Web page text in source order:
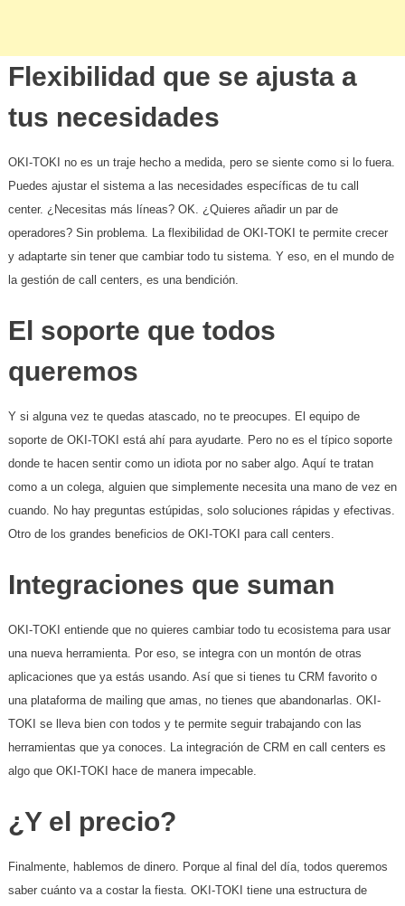
Flexibilidad que se ajusta a
tus necesidades
OKI-TOKI no es un traje hecho a medida, pero se siente como si lo fuera.
Puedes ajustar el sistema a las necesidades específicas de tu call
center. ¿Necesitas más líneas? OK. ¿Quieres añadir un par de
operadores? Sin problema. La flexibilidad de OKI-TOKI te permite crecer
y adaptarte sin tener que cambiar todo tu sistema. Y eso, en el mundo de
la gestión de call centers, es una bendición.
El soporte que todos
queremos
Y si alguna vez te quedas atascado, no te preocupes. El equipo de
soporte de OKI-TOKI está ahí para ayudarte. Pero no es el típico soporte
donde te hacen sentir como un idiota por no saber algo. Aquí te tratan
como a un colega, alguien que simplemente necesita una mano de vez en
cuando. No hay preguntas estúpidas, solo soluciones rápidas y efectivas.
Otro de los grandes beneficios de OKI-TOKI para call centers.
Integraciones que suman
OKI-TOKI entiende que no quieres cambiar todo tu ecosistema para usar
una nueva herramienta. Por eso, se integra con un montón de otras
aplicaciones que ya estás usando. Así que si tienes tu CRM favorito o
una plataforma de mailing que amas, no tienes que abandonarlas. OKI-
TOKI se lleva bien con todos y te permite seguir trabajando con las
herramientas que ya conoces. La integración de CRM en call centers es
algo que OKI-TOKI hace de manera impecable.
¿Y el precio?
Finalmente, hablemos de dinero. Porque al final del día, todos queremos
saber cuánto va a costar la fiesta. OKI-TOKI tiene una estructura de